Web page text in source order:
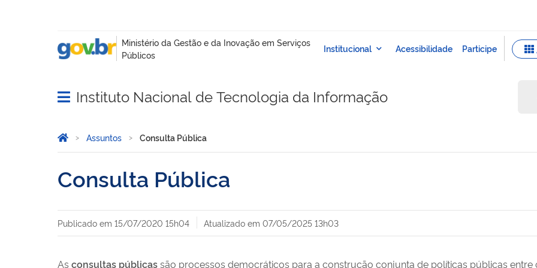
Abrir menu principal de navegação
Instituto Nacional de Tecnologia da Informação
Você está aqui:
Página Inicial
Assuntos Consulta Pública
Consulta Pública
Publicado em 15/07/2020 15h04 Atualizado em 07/05/2025 13h03
As consultas públicassão processos democráticos para a construção conjunta de políticas públicas